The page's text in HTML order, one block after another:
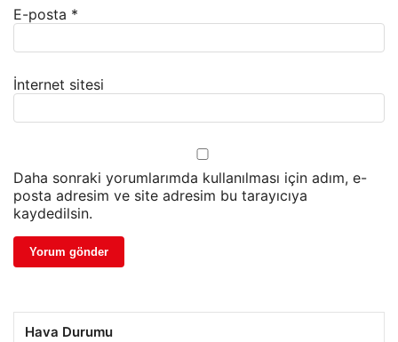
E-posta *
İnternet sitesi
Daha sonraki yorumlarımda kullanılması için adım, e-
posta adresim ve site adresim bu tarayıcıya
kaydedilsin.
Hava Durumu